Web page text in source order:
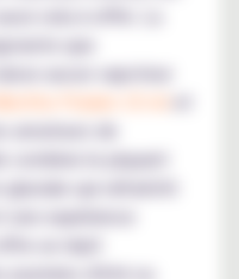
cela à offrir. La
que
aucun vapoteur
amateurs de
combine le piquant
qui rafraîchit
expérience
un répit